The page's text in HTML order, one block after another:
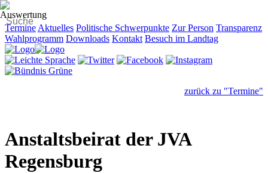
Termine Aktuelles Politische Schwerpunkte Zur Person Transparenz
Wahlprogramm Downloads Kontakt Besuch im Landtag
zurück zu "Termine"
Anstaltsbeirat der JVA
Regensburg